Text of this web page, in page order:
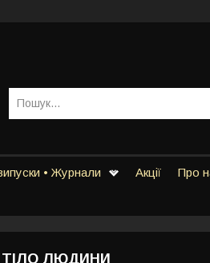
• Журнали Акції Про
ЛЮДИНИ